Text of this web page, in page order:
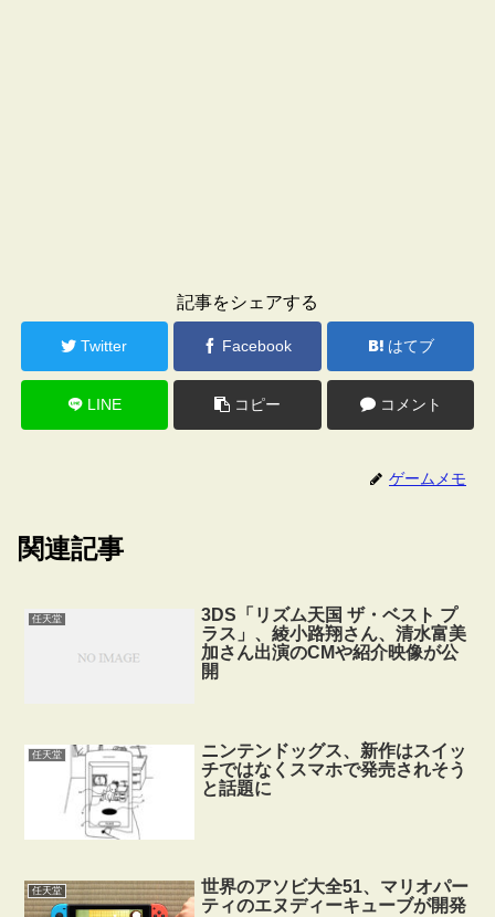
記事をシェアする
Twitter Facebook はてブ
LINE コピー コメント
ゲームメモ
関連記事
任天堂
3DS「リズム天国 ザ・ベスト プ
ラス」、綾小路翔さん、清水富美
加さん出演のCMや紹介映像が公
開
任天堂
ニンテンドッグス、新作はスイッ
チではなくスマホで発売されそう
と話題に
任天堂
世界のアソビ大全51、マリオパー
ティのエヌディーキューブが開発